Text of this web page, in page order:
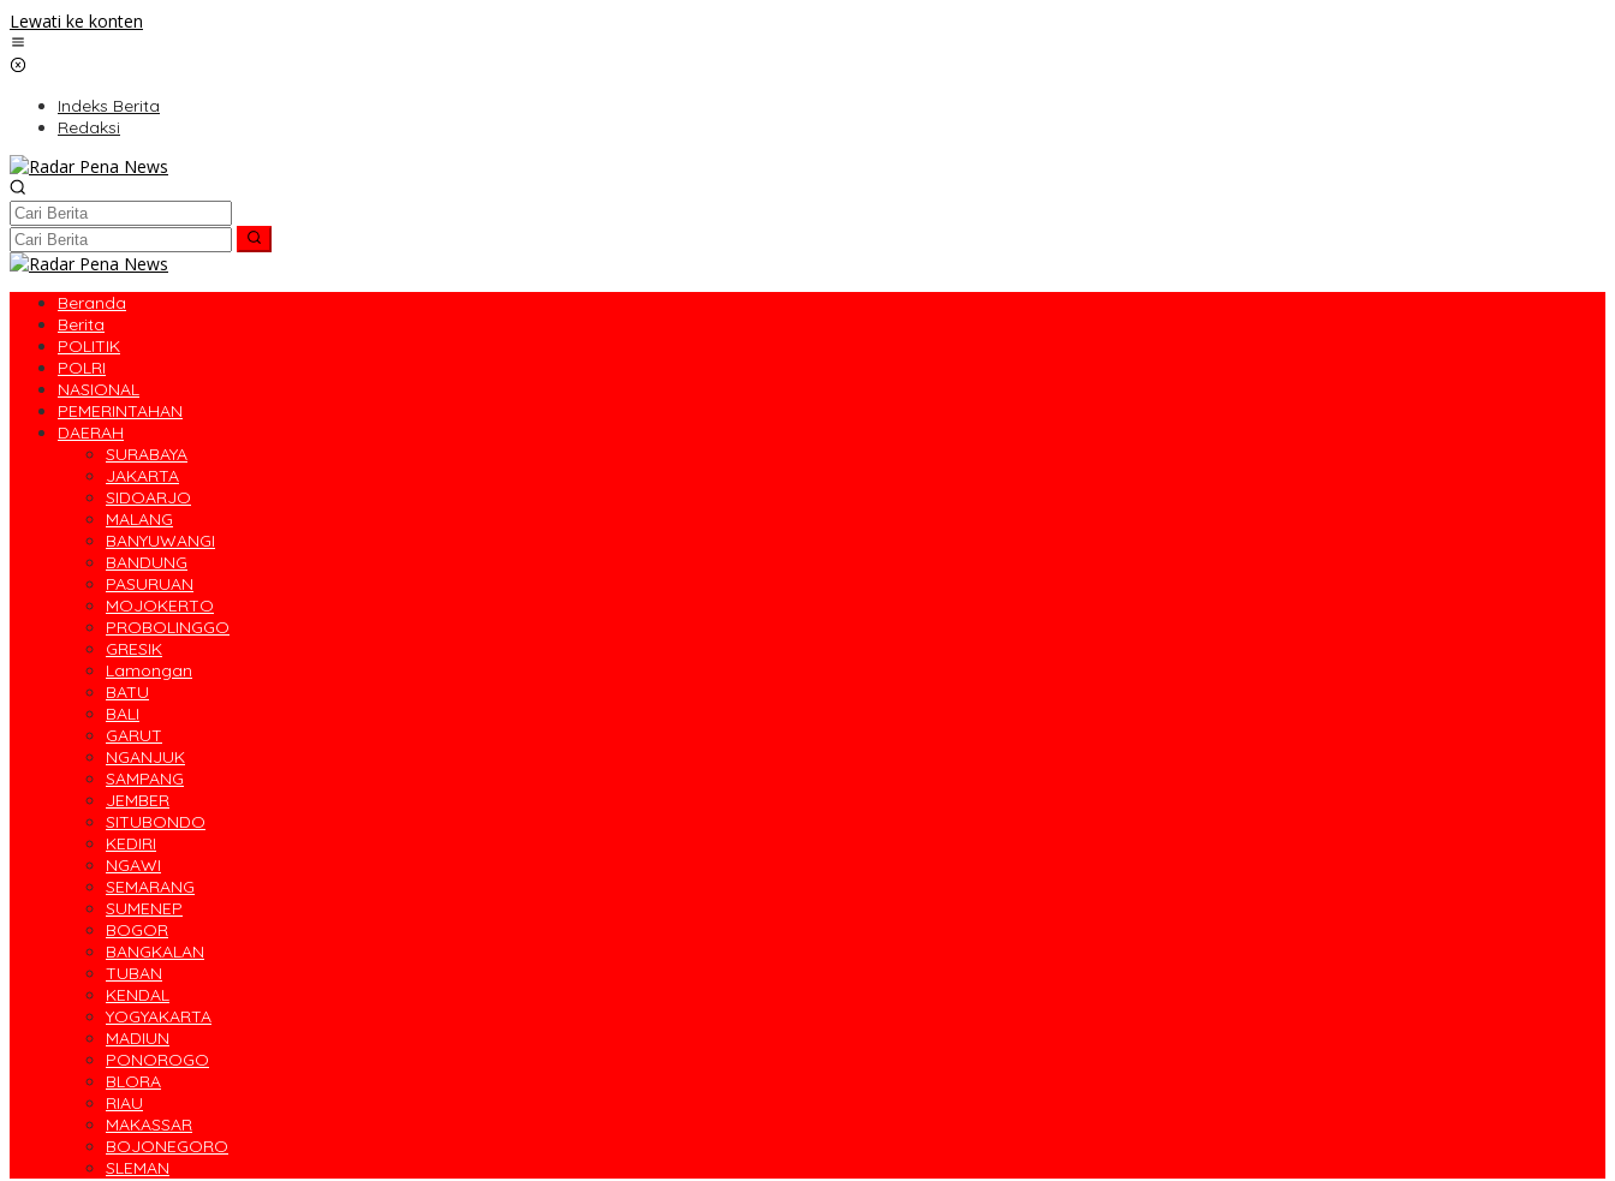
Lewati ke konten
Indeks Berita
Redaksi
Beranda
Berita
POLITIK
POLRI
NASIONAL
PEMERINTAHAN
DAERAH
SURABAYA
JAKARTA
SIDOARJO
MALANG
BANYUWANGI
BANDUNG
PASURUAN
MOJOKERTO
PROBOLINGGO
GRESIK
Lamongan
BATU
BALI
GARUT
NGANJUK
SAMPANG
JEMBER
SITUBONDO
KEDIRI
NGAWI
SEMARANG
SUMENEP
BOGOR
BANGKALAN
TUBAN
KENDAL
YOGYAKARTA
MADIUN
PONOROGO
BLORA
RIAU
MAKASSAR
BOJONEGORO
SLEMAN